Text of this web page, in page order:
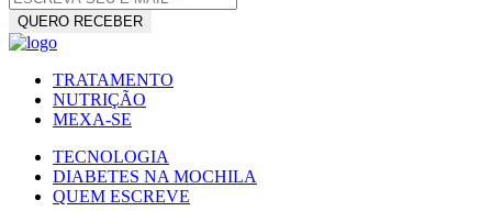
TRATAMENTO
NUTRIÇÃO
MEXA-SE
TECNOLOGIA
DIABETES NA MOCHILA
QUEM ESCREVE